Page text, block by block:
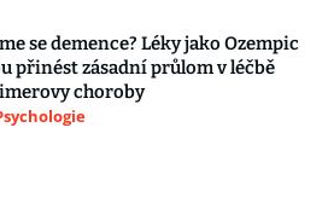
se demence? Léky jako Ozempic
přinést zásadní průlom v léčbě
choroby